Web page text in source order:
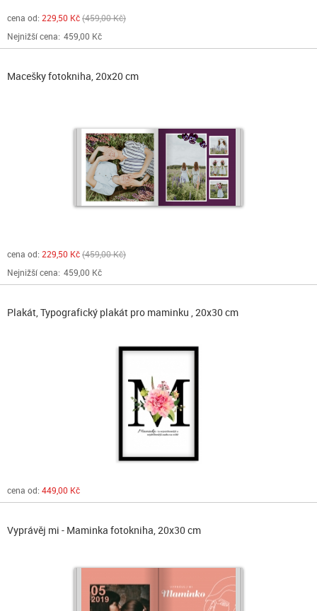
cena od: 229,50 Kč 459,00 Kč
Nejnižší cena: 459,00 Kč
Macešky fotokniha, 20x20 cm
cena od: 229,50 Kč 459,00 Kč
Nejnižší cena: 459,00 Kč
Plakát, Typografický plakát pro maminku , 20x30 cm
cena od: 449,00 Kč
Vyprávěj mi - Maminka fotokniha, 20x30 cm